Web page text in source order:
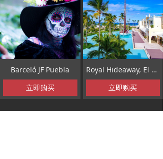
Barceló JF Puebla
立即购买
Royal Hideaway, El Embajador
立即购买